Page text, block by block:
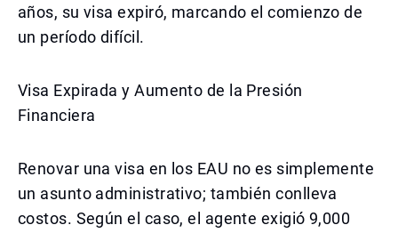
años, su visa expiró, marcando el comienzo de
un período difícil.
Visa Expirada y Aumento de la Presión
Financiera
Renovar una visa en los EAU no es simplemente
un asunto administrativo; también conlleva
costos. Según el caso, el agente exigió 9,000